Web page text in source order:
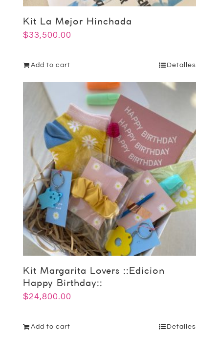
Kit La Mejor Hinchada
$33,500.00
Add to cart Detalles
Kit Margarita Lovers ::Edicion
Happy Birthday::
$24,800.00
Add to cart Detalles